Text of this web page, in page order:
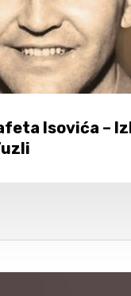
Isovića –